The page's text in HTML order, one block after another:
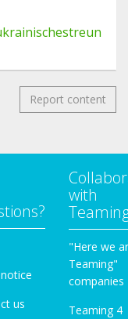
Report content
us
with
"Here we
Teaming"
companies
Teaming 4